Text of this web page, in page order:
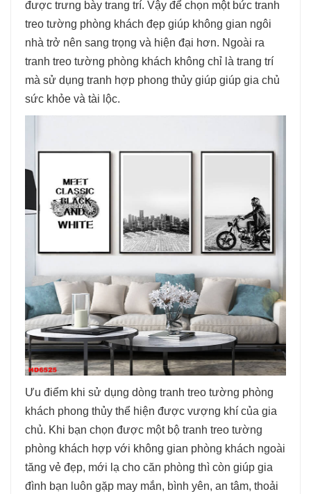
được trưng bày trang trí. Vậy để chọn một bức tranh
treo tường phòng khách đẹp giúp không gian ngôi
nhà trở nên sang trọng và hiện đại hơn. Ngoài ra
tranh treo tường phòng khách không chỉ là trang trí
mà sử dụng tranh hợp phong thủy giúp giúp gia chủ
sức khỏe và tài lộc.
Ưu điểm khi sử dụng dòng tranh treo tường phòng
khách phong thủy thể hiện được vượng khí của gia
chủ. Khi bạn chọn được một bộ tranh treo tường
phòng khách hợp với không gian phòng khách ngoài
tăng vẻ đẹp, mới lạ cho căn phòng thì còn giúp gia
đình bạn luôn gặp may mắn, bình yên, an tâm, thoải